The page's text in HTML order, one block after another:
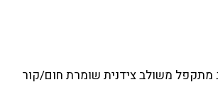
מתקפל משולב צידנית שומרת חום/קור